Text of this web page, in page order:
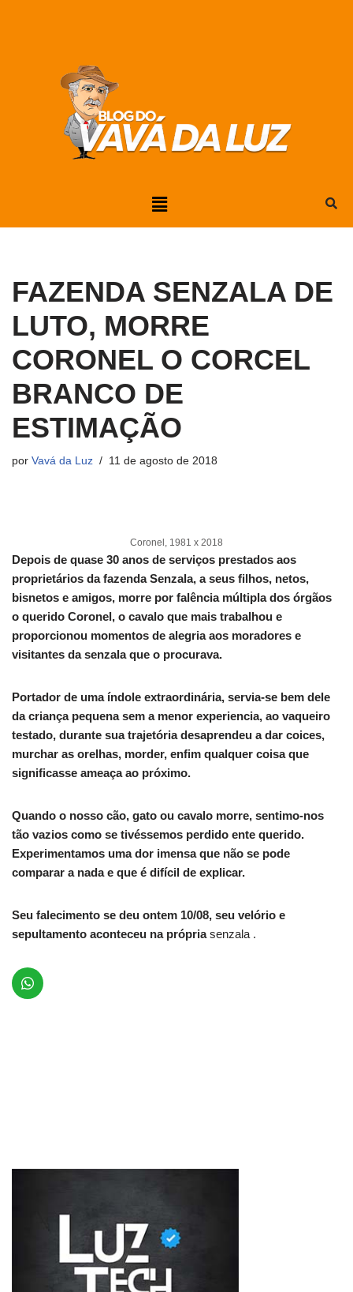
FAZENDA SENZALA DE
LUTO, MORRE
CORONEL O CORCEL
BRANCO DE
ESTIMAÇÃO
por Vavá da Luz 11 de agosto de 2018
Coronel, 1981 x 2018
Depois de quase 30 anos de serviços prestados aos
proprietários da fazenda Senzala, a seus filhos, netos,
bisnetos e amigos, morre por falência múltipla dos órgãos
o querido Coronel, o cavalo que mais trabalhou e
proporcionou momentos de alegria aos moradores e
visitantes da senzala que o procurava.
Portador de uma índole extraordinária, servia-se bem dele
da criança pequena sem a menor experiencia, ao vaqueiro
testado, durante sua trajetória desaprendeu a dar coices,
murchar as orelhas, morder, enfim qualquer coisa que
significasse ameaça ao próximo.
Quando o nosso cão, gato ou cavalo morre, sentimo-nos
tão vazios como se tivéssemos perdido ente querido.
Experimentamos uma dor imensa que não se pode
comparar a nada e que é difícil de explicar.
Seu falecimento se deu ontem 10/08, seu velório e
sepultamento aconteceu na própriasenzala .